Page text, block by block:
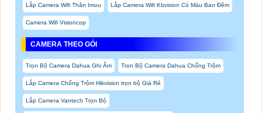
Lắp Camera Wifi Thân Imou Lắp Camera Wifi Kbvision Có Màu Ban Đêm
Camera Wifi Visioncop
CAMERA THEO GÓI
Trọn Bộ Camera Dahua Ghi Âm Trọn Bộ Camera Dahua Chống Trộm
Lắp Camera Chống Trộm Hikvision trọn bộ Giá Rẻ
Lắp Camera Vantech Trọn Bộ